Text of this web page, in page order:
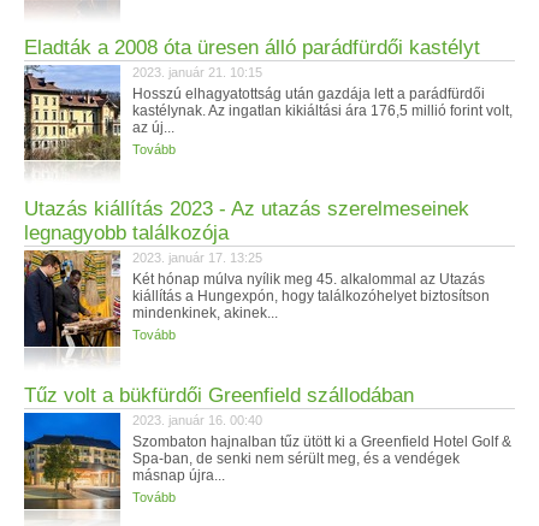
Eladták a 2008 óta üresen álló parádfürdői kastélyt
2023. január 21. 10:15
Hosszú elhagyatottság után gazdája lett a parádfürdői
kastélynak. Az ingatlan kikiáltási ára 176,5 millió forint volt,
az új...
Tovább
Utazás kiállítás 2023 - Az utazás szerelmeseinek
legnagyobb találkozója
2023. január 17. 13:25
Két hónap múlva nyílik meg 45. alkalommal az Utazás
kiállítás a Hungexpón, hogy találkozóhelyet biztosítson
mindenkinek, akinek...
Tovább
Tűz volt a bükfürdői Greenfield szállodában
2023. január 16. 00:40
Szombaton hajnalban tűz ütött ki a Greenfield Hotel Golf &
Spa-ban, de senki nem sérült meg, és a vendégek
másnap újra...
Tovább